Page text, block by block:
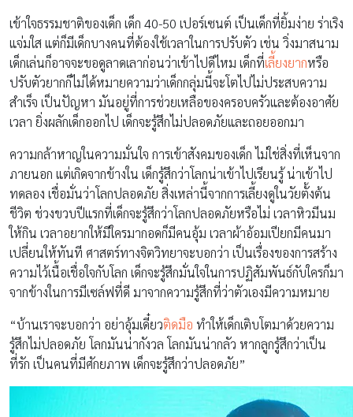
เข้าใจธรรมชาติของเด็ก เด็ก 40-50 เปอร์เซนต์ เป็นเด็กที่ยิ้มง่าย ร่าเริง
แจ่มใส แต่ก็มีเด็กบางคนที่ต้องใช้เวลาในการปรับตัว เช่น วิ่งมาสนาม
เด็กเล่นก็อาจจะขอดูลาดเลาก่อนว่าเข้าไปดีไหม เด็กที่เลี้ยงยากหรือ
ปรับตัวยากก็ไม่ได้หมายความว่าเด็กกลุ่มนี้จะโตไปไม่ประสบความ
สำเร็จ เป็นปัญหา มันอยู่ที่การช่วยเหลือของครอบครัวและต้องอาศัย
เวลา ยิ่งผลักเด็กออกไป เด็กจะรู้สึกไม่ปลอดภัยและถอยออกมา
ความกล้าหาญในความมั่นใจ การเข้าสังคมของเด็ก ไม่ใช่สิ่งที่เห็นจาก
ภายนอก แต่เกิดจากข้างใน เด็กรู้สึกว่าโลกน่าเข้าไปเรียนรู้ น่าเข้าไป
ทดลอง เชื่อมั่นว่าโลกปลอดภัย สิ่งเหล่านี้จากการเลี้ยงดูในวัยตั้งต้น
ชีวิต ช่วงขวบปีแรกที่เด็กจะรู้สึกว่าโลกปลอดภัยหรือไม่ เวลาหิวมีนม
ให้กิน เวลาอยากให้มีใครมากอดก็มีคนอุ้ม เวลาผ้าอ้อมเปียกมีคนมา
เปลี่ยนให้ทันที ศาสตร์ทางจิตวิทยาจะบอกว่า เป็นเรื่องของการสร้าง
ความไว้เนื้อเชื่อใจกับโลก เด็กจะรู้สึกมั่นใจในการปฏิสัมพันธ์กับใครก็มา
จากข้างในการมีเซล์ฟที่ดี มาจากความรู้สึกที่ว่าตัวเองมีความหมาย
“บ้านเราจะบอกว่า อย่าอุ้มเดี๋ยวติดมือ ทำให้เด็กเติบโตมาด้วยความ
รู้สึกไม่ปลอดภัย โลกมันน่ากังวล โลกมันน่ากลัว หากลูกรู้สึกว่าเป็น
ที่รัก เป็นคนที่มีศักยภาพ เด็กจะรู้สึกว่าปลอดภัย”